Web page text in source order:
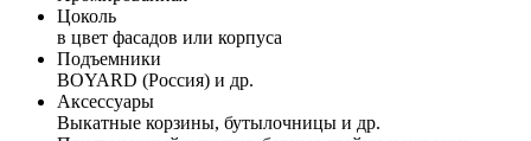
Цоколь
в цвет фасадов или корпуса
Подъемники
BOYARD (Россия) и др.
Аксессуары
Выкатные корзины, бутылочницы и др.